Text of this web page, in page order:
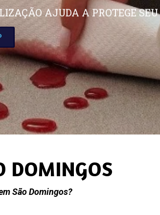
AJUDA A PROTEGE SEU
DOMINGOS
São Domingos?